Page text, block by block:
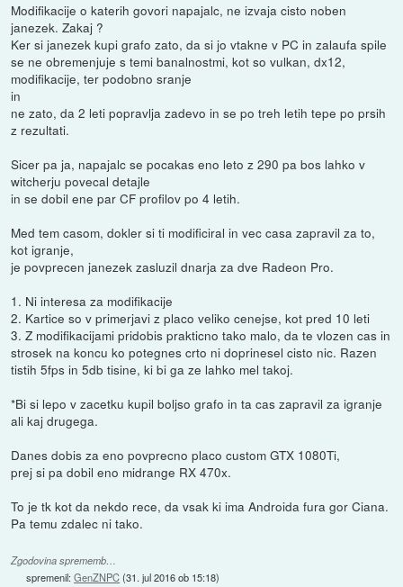
Modifikacije o katerih govori napajalc, ne izvaja cisto noben
janezek. Zakaj ?
Ker si janezek kupi grafo zato, da si jo vtakne v PC in zalaufa spile
se ne obremenjuje s temi banalnostmi, kot so vulkan, dx12,
modifikacije, ter podobno sranje
in
ne zato, da 2 leti popravlja zadevo in se po treh letih tepe po prsih
z rezultati.
Sicer pa ja, napajalc se pocakas eno leto z 290 pa bos lahko v
witcherju povecal detajle
in se dobil ene par CF profilov po 4 letih.
Med tem casom, dokler si ti modificiral in vec casa zapravil za to,
kot igranje,
je povprecen janezek zasluzil dnarja za dve Radeon Pro.
1. Ni interesa za modifikacije
2. Kartice so v primerjavi z placo veliko cenejse, kot pred 10 leti
3. Z modifikacijami pridobis prakticno tako malo, da te vlozen cas in
strosek na koncu ko potegnes crto ni doprinesel cisto nic. Razen
tistih 5fps in 5db tisine, ki bi ga ze lahko mel takoj.
*Bi si lepo v zacetku kupil boljso grafo in ta cas zapravil za igranje
ali kaj drugega.
Danes dobis za eno povprecno placo custom GTX 1080Ti,
prej si pa dobil eno midrange RX 470x.
To je tk kot da nekdo rece, da vsak ki ima Androida fura gor Ciana.
Pa temu zdalec ni tako.
Zgodovina sprememb…
spremenil:GenZNPC(31. jul 2016 ob 15:18)